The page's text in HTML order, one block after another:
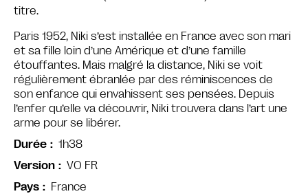
titre.
Paris 1952, Niki s’est installée en France avec son mari
et sa fille loin d’une Amérique et d’une famille
étouffantes. Mais malgré la distance, Niki se voit
régulièrement ébranlée par des réminiscences de
son enfance qui envahissent ses pensées. Depuis
l’enfer qu’elle va découvrir, Niki trouvera dans l’art une
arme pour se libérer.
Durée
1h38
Version
VO FR
Pays
France